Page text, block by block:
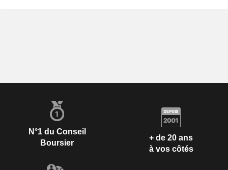
N°1 du Conseil
Boursier
+ de 20 ans
à vos côtés